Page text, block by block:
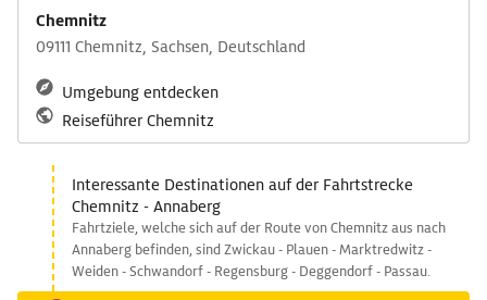
Chemnitz
09111 Chemnitz, Sachsen, Deutschland
Umgebung entdecken
Reiseführer Chemnitz
Interessante Destinationen auf der Fahrtstrecke
Chemnitz - Annaberg
Fahrtziele, welche sich auf der Route von Chemnitz aus nach
Annaberg befinden, sind Zwickau - Plauen - Marktredwitz -
Weiden - Schwandorf - Regensburg - Deggendorf - Passau.